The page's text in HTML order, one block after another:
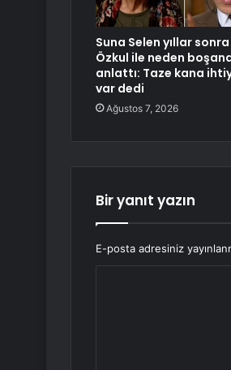
Suna Selen yıllar
Özkul ile neden
anlattı: Taze kana
var dedi
Ağustos 7, 2026
Bir yanıt yazın
E-posta adresiniz